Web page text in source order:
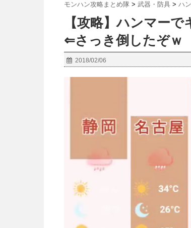
モンハン攻略まとめ隊 > 武器・防具 > ハ
【攻略】ハンマー
⇐さっき倒したぞｗ
2018/02/06